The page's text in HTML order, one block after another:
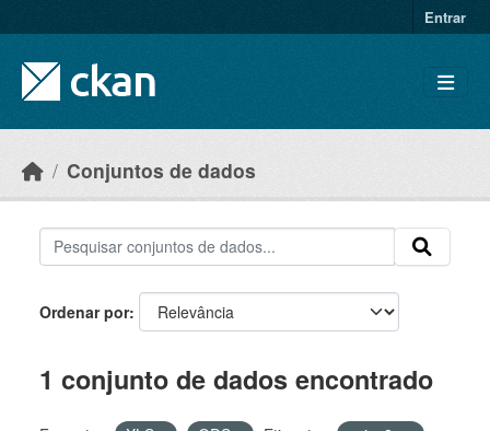
Entrar
Conjuntos de dados
Ordenar por
1 conjunto de dados encontrado